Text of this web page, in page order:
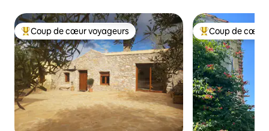
Coups de cœur voyageurs les plus appréciés
Coup de cœur voyageurs Coups de cœur
Coup de cœur